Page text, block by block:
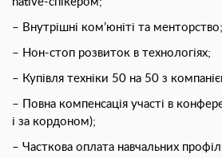
– Внутрішні ком’юніті та менторство;
– Нон-стоп розвиток в технологіях;
– Купівля техніки 50 на 50 з
– Повна компенсація участі в
і за кордоном);
– Часткова оплата навчальних